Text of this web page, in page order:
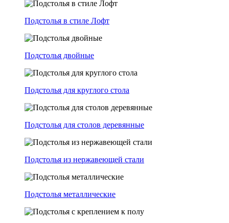
Подстолья в стиле Лофт
Подстолья двойные
Подстолья для круглого стола
Подстолья для столов деревянные
Подстолья из нержавеющей стали
Подстолья металлические